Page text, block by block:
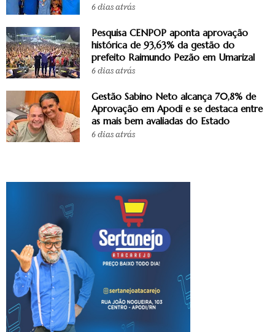
6 dias atrás
Pesquisa CENPOP aponta aprovação
histórica de 93,63% da gestão do
prefeito Raimundo Pezão em Umarizal
6 dias atrás
Gestão Sabino Neto alcança 70,8% de
Aprovação em Apodi e se destaca entre
as mais bem avaliadas do Estado
6 dias atrás